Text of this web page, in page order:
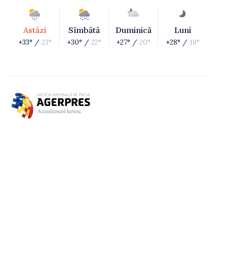
Astăzi
+33° / 23°
Sîmbătă
+30° / 22°
Duminică
+27° / 20°
Luni
+28° / 18°